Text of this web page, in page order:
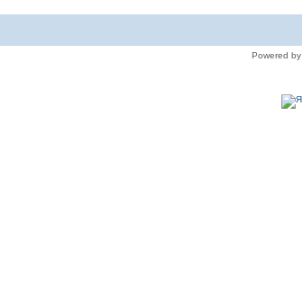
Powered by